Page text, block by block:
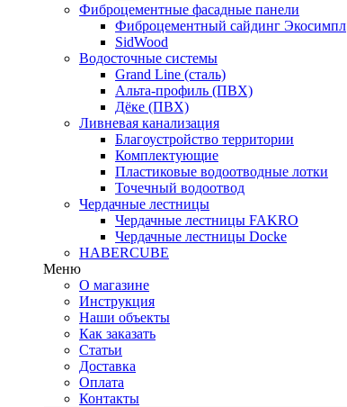
Фиброцементные фасадные панели
Фиброцементный сайдинг Экосимпл
SidWood
Водосточные системы
Grand Line (сталь)
Альта-профиль (ПВХ)
Дёке (ПВХ)
Ливневая канализация
Благоустройство территории
Комплектующие
Пластиковые водоотводные лотки
Точечный водоотвод
Чердачные лестницы
Чердачные лестницы FAKRO
Чердачные лестницы Docke
HABERCUBE
Меню
О магазине
Инструкция
Наши объекты
Как заказать
Статьи
Доставка
Оплата
Контакты